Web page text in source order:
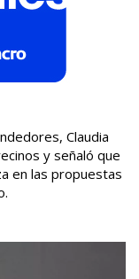
Claudia
y señaló que
en las propuestas